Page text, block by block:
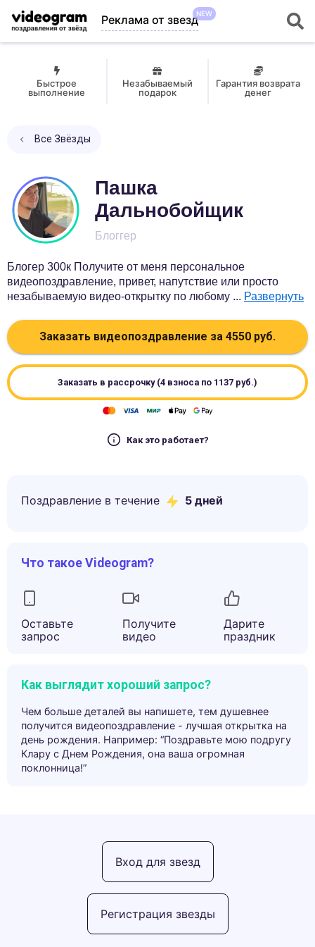
Реклама от звездNEW
Быстрое
выполнение
Незабываемый
подарок
Гарантия возврата
денег
Все Звёзды
Пашка
Дальнобойщик
Блоггер
Блогер 300к Получите от меня персональное
видеопоздравление, привет, напутствие или просто
незабываемую видео-открытку по любому ... Развернуть
Заказать видеопоздравление за 4550 руб.
Заказать в рассрочку (4 взноса по 1137 руб.)
Как это работает?
Поздравление в течение 5 дней
Что такое Videogram?
Оставьте
запрос
Получите
видео
Дарите
праздник
Как выглядит хороший запрос?
Чем больше деталей вы напишете, тем душевнее
получится видеопоздравление - лучшая открытка на
день рождения. Например: “Поздравьте мою подругу
Клару с Днем Рождения, она ваша огромная
поклонница!”
Регистрация звезды
Вход для звезд